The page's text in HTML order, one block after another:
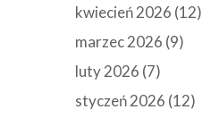
kwiecień 2026 (12)
marzec 2026 (9)
luty 2026 (7)
styczeń 2026 (12)